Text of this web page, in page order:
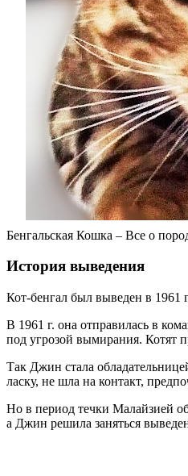
Бенгальская Кошка – Все о
История выведения
Кот-бенгал был выведен в
В 1961 г. она отправилась в
под угрозой вымирания. Котят
Так Джин стала
ласку, не шла на контакт,
Но в период течки Малайзией
а Джин решила заняться